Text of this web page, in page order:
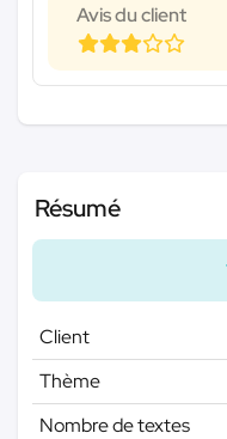
Avis du client
Résumé
Client
Thème
Nombre de textes